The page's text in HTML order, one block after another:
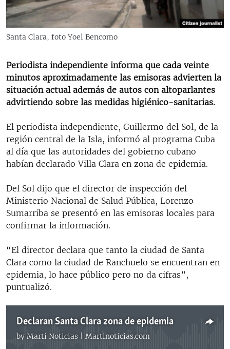
RADIO MARTÍ
ESPECIALES
LA REALIDAD DE LA VIVIENDA EN CUBA
SER VIEJO EN CUBA
KENTU-CUBANO
DESINFORMACIÓN RUSA EN AMÉRICA LATINA
LA INVASIÓN DE RUSIA A UCRANIA
EDITORIALES
SÍGUENOS
Santa Clara, foto Yoel Bencomo
Periodista independiente informa que cada veinte
minutos aproximadamente las emisoras advierten la
situación actual además de autos con altoparlantes
advirtiendo sobre las medidas higiénico-sanitarias.
El periodista independiente, Guillermo del Sol, de la
región central de la Isla, informó al programa Cuba
al día que las autoridades del gobierno cubano
habían declarado Villa Clara en zona de epidemia.
Del Sol dijo que el director de inspección del
Ministerio Nacional de Salud Pública, Lorenzo
Sumarriba se presentó en las emisoras locales para
confirmar la información.
“El director declara que tanto la ciudad de Santa
Clara como la ciudad de Ranchuelo se encuentran en
epidemia, lo hace público pero no da cifras”,
puntualizó.
Declaran Santa Clara zona de epidemia
by Martí Noticias | Martinoticias.com
No media source currently available